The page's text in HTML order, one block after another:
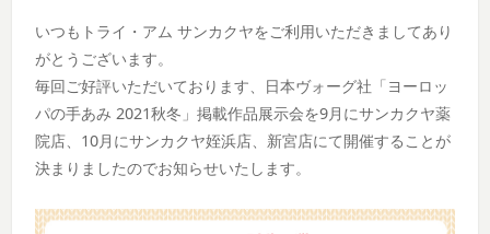
いつもトライ・アム サンカクヤをご利用いただきましてあり
がとうございます。
毎回ご好評いただいております、日本ヴォーグ社「ヨーロッ
パの手あみ 2021秋冬」掲載作品展示会を9月にサンカクヤ薬
院店、10月にサンカクヤ姪浜店、新宮店にて開催することが
決まりましたのでお知らせいたします。